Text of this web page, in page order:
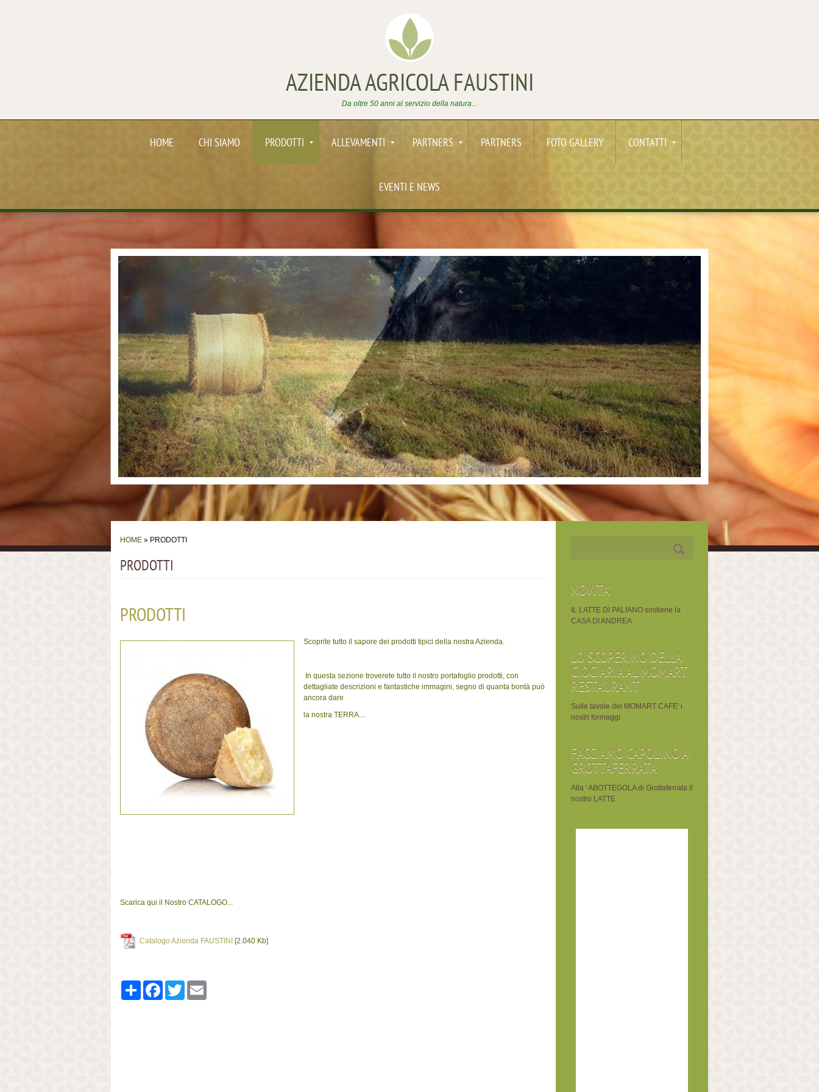
AZIENDA AGRICOLA FAUSTINI
Da oltre 50 anni al servizio della natura...
HOME CHI SIAMO PRODOTTI ALLEVAMENTI PARTNERS PARTNERS FOTO GALLERY CONTATTI
EVENTI E NEWS
HOME » PRODOTTI
PRODOTTI
PRODOTTI
Scoprite tutto il sapore dei prodotti tipici della nostra Azienda.
In questa sezione troverete tutto il nostro portafoglio prodotti, con
dettagliate descrizioni e fantastiche immagini, segno di quanta bontà può
ancora dare
la nostra TERRA....
Scarica qui il Nostro CATALOGO...
Catalogo Azienda FAUSTINI [2.040 Kb]
Share FacebookTwitter
NOVITA'
IL LATTE DI PALIANO sostiene la
CASA DI ANDREA
LO SCOPERINO DELLA
CIOCIARIA AL MOMART
RESTAURANT
Sulle tavole del MOMART CAFE' i
nostri formaggi
FACCIAMO CAPOLINO A
GROTTAFERRATA
Alla ' ABOTTEGOLA di Grottaferrata il
nostro LATTE